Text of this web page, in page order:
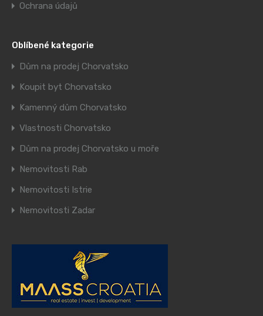
Ochrana údajů
Oblíbené kategorie
Dům na prodej Chorvatsko
Koupit byt Chorvatsko
Kamenný dům Chorvatsko
Vlastnosti Chorvatsko
Dům na prodej Chorvatsko u moře
Nemovitosti Rab
Nemovitosti Istrie
Nemovitosti Zadar